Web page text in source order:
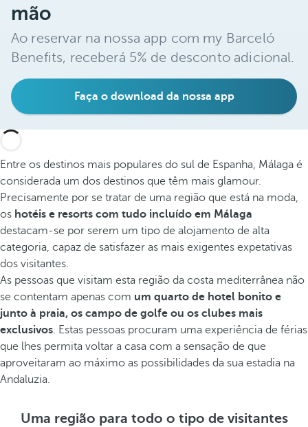
mão
Ao reservar na nossa app com my Barceló
Benefits, receberá 5% de desconto adicional.
Faça o download da nossa app
Entre os destinos mais populares do sul de Espanha, Málaga é
considerada um dos destinos que têm mais glamour.
Precisamente por se tratar de uma região que está na moda,
os hotéis e resorts com tudo incluído em Málaga
destacam-se por serem um tipo de alojamento de alta
categoria, capaz de satisfazer as mais exigentes expetativas
dos visitantes.
As pessoas que visitam esta região da costa mediterrânea não
se contentam apenas com um quarto de hotel bonito e
junto à praia, os campo de golfe ou os clubes mais
exclusivos. Estas pessoas procuram uma experiência de férias
que lhes permita voltar a casa com a sensação de que
aproveitaram ao máximo as possibilidades da sua estadia na
Andaluzia.
Uma região para todo o tipo de visitantes